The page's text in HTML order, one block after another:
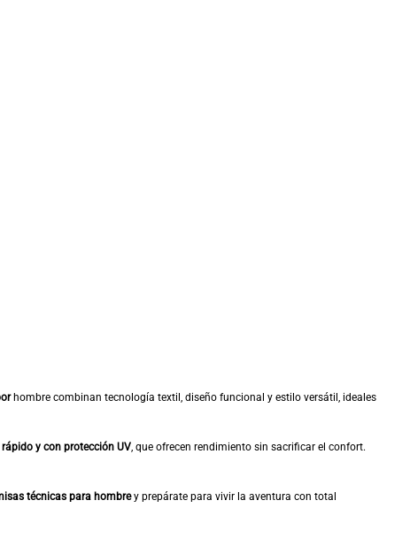
hombre combinan tecnología textil, diseño funcional y estilo versátil, ideales
y con protección UV, que ofrecen rendimiento sin sacrificar el confort.
técnicas para hombrey prepárate para vivir la aventura con total